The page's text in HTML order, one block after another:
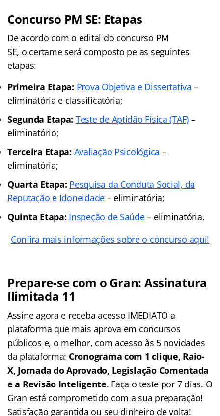
Concurso PM SE: Etapas
De acordo com o edital do concurso PM
SE, o certame será composto pelas seguintes
etapas:
Primeira Etapa: Prova Objetiva e Dissertativa –
eliminatória e classificatória;
Segunda Etapa: Teste de Aptidão Física (TAF) –
eliminatório;
Terceira Etapa: Avaliação Psicológica –
eliminatória;
Quarta Etapa: Pesquisa da Conduta Social, da
Reputação e Idoneidade – eliminatória;
Quinta Etapa: Inspeção de Saúde– eliminatória.
Confira mais informações sobre o concurso aqui!
Prepare-se com o Gran: Assinatura
Ilimitada 11
Assine agora e receba acesso IMEDIATO a
plataforma que mais aprova em concursos
públicos e, o melhor, com acesso às 5 novidades
da plataforma: Cronograma com 1 clique, Raio-
X, Jornada do Aprovado, Legislação Comentada
e a Revisão Inteligente. Faça o teste por 7 dias. O
Gran está comprometido com a sua preparação!
Satisfação garantida ou seu dinheiro de volta!